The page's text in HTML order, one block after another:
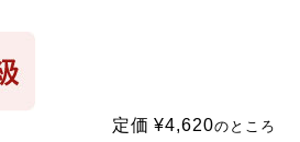
定価 ¥4,620のところ